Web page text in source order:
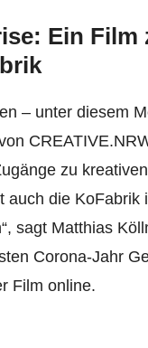
Ein Film
– unter diesem
zu
auch die KoFabrik
sagt Matthias
Corona-Jahr
Film online.